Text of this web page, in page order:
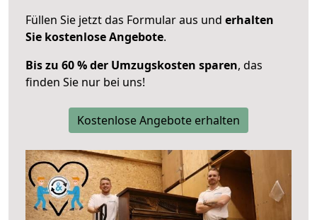
Füllen Sie jetzt das Formular aus und erhalten
Sie kostenlose Angebote.
Bis zu 60 % der Umzugskosten sparen, das
finden Sie nur bei uns!
Kostenlose Angebote erhalten